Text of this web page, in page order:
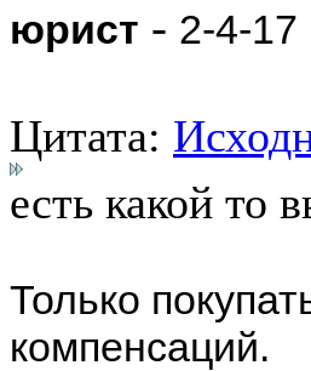
юрист - 2-4-17
Цитата:
есть какой то
Только
компенсаций.